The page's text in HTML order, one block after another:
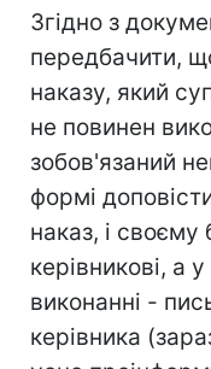
Згідно з
передбачити,
наказу, який
не повинен
зобов'язаний
формі
наказ, і
керівникові, а
виконанні -
керівника